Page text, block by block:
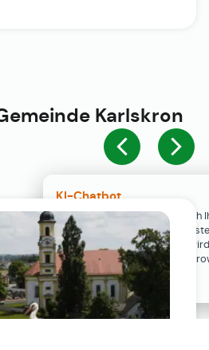
KI-Chatbot
Der KI-Chatbot steht erst nach
Einwilligung in den Cookie-
Verfügung. Der Chat-Verlauf
ausschließlich lokal in Ihrem
gespeichert.
Karlskron